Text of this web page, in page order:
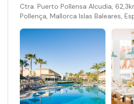
Ctra. Puerto Pollensa Alcudia,
Pollença, Mallorca Islas Baleares,